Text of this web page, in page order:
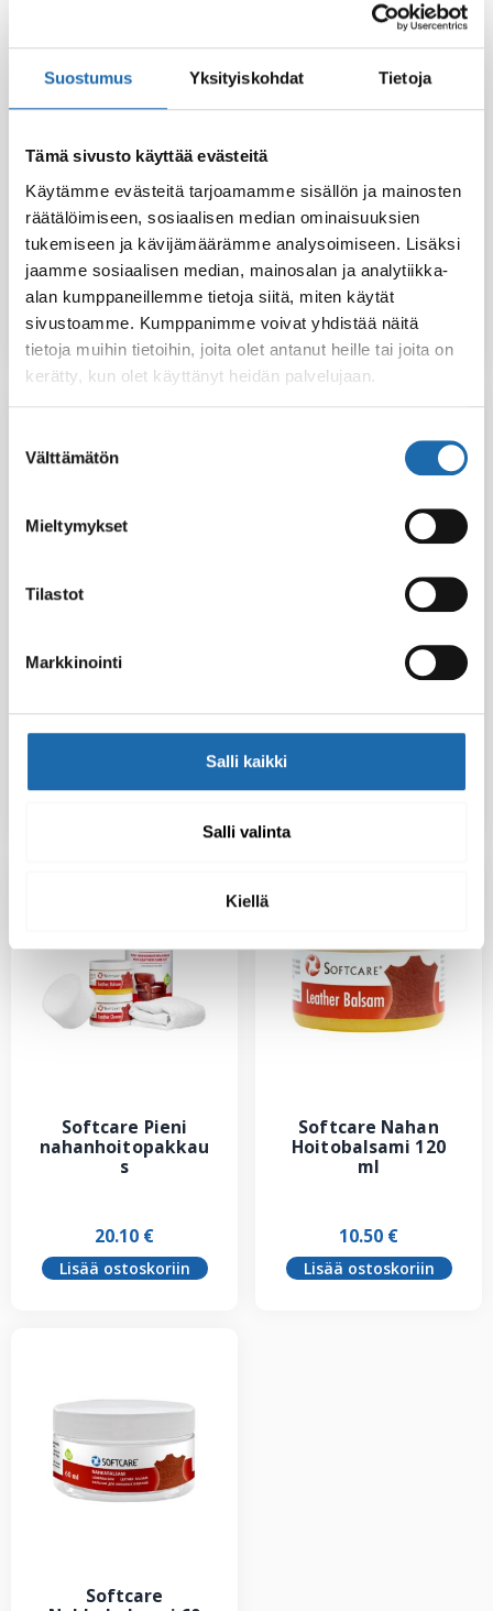
Suostumus Yksityiskohdat Tietoja
Tämä sivusto käyttää evästeitä
Käytämme evästeitä tarjoamamme sisällön ja mainosten
räätälöimiseen, sosiaalisen median ominaisuuksien
tukemiseen ja kävijämäärämme analysoimiseen. Lisäksi
jaamme sosiaalisen median, mainosalan ja analytiikka-
alan kumppaneillemme tietoja siitä, miten käytät
sivustoamme. Kumppanimme voivat yhdistää näitä
tietoja muihin tietoihin, joita olet antanut heille tai joita on
kerätty, kun olet käyttänyt heidän palvelujaan.
valinta
Välttämätön
Mieltymykset
Tilastot
Markkinointi
Salli kaikki
Salli valinta
Kiellä
Softcare
Nahkasuoja 500 ml
21.00€
Lisää ostoskoriin
Softcare
Kenkävaha väritön
60 ml
7.00€
Lisää ostoskoriin
Softcare
Kenkävaha ruskea
Softcare Nahan
hoitopakkaus
Softcare Pieni
nahanhoitopakkau
s
20.10 €
Lisää ostoskoriin
Softcare Nahan
Hoitobalsami 120
ml
10.50 €
Lisää ostoskoriin
Softcare